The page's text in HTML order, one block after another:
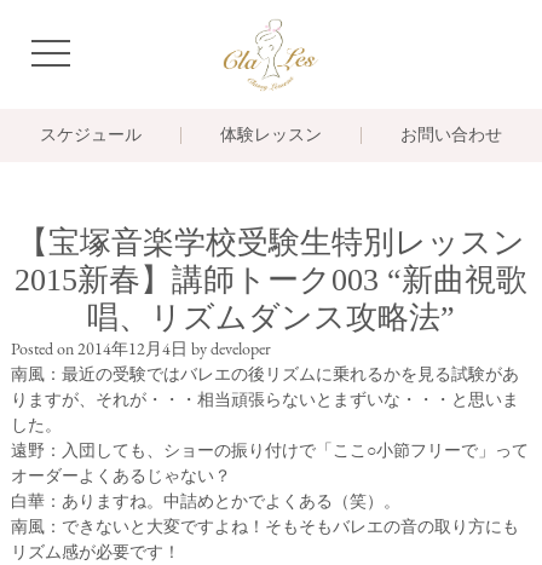
navigation
スケジュール 体験レッスン お問い合わせ
【宝塚音楽学校受験生特別レッスン
2015新春】講師トーク003 “新曲視歌
唱、リズムダンス攻略法”
Posted on2014年12月4日 bydeveloper
南風：最近の受験ではバレエの後リズムに乗れるかを見る試験があ
りますが、それが・・・相当頑張らないとまずいな・・・と思いま
した。
遠野：入団しても、ショーの振り付けで「ここ○小節フリーで」って
オーダーよくあるじゃない？
白華：ありますね。中詰めとかでよくある（笑）。
南風：できないと大変ですよね！そもそもバレエの音の取り方にも
リズム感が必要です！